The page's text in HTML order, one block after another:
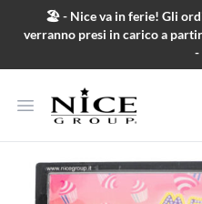
Salta al contenuto
🏖️ - Nice va in ferie! Gli
verranno presi in carico a
-
Apri menu